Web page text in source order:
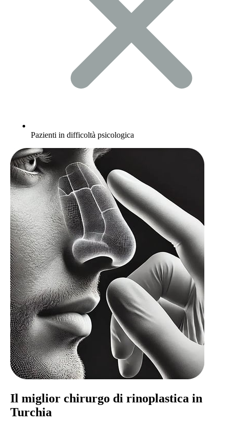
Pazienti in difficoltà psicologica
Il miglior chirurgo di rinoplastica in
Turchia